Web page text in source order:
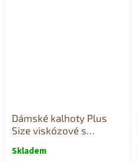
Dámské kalhoty Plus
Size viskózové s
páskem khaki
Skladem